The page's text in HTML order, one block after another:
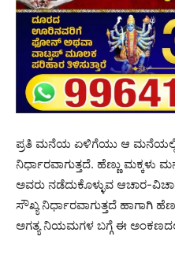
ಪ್ರತಿ ಮನೆಯ ಏಳಿಗೆಯು ಆ
ನಿರ್ಧಾರವಾಗುತ್ತದೆ. ಹೆಣ್ಣು ಮಕ್ಕಳು
ಅವರು ನಡೆದುಕೊಳ್ಳುವ ಆಚಾರ-
ಸೌಖ್ಯ ನಿರ್ಧಾರವಾಗುತ್ತದೆ ಹಾಗಾಗಿ
ಅಗತ್ಯ ನಿಯಮಗಳ ಬಗ್ಗೆ ಈ ಅಂಕಣದಲ್ಲಿ